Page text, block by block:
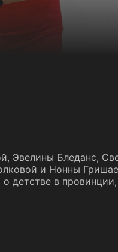
Эвелины Бледанс,
и Нонны
детстве в